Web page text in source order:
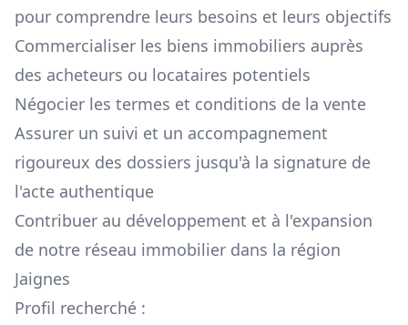
pour comprendre leurs besoins et leurs objectifs
Commercialiser les biens immobiliers auprès
des acheteurs ou locataires potentiels
Négocier les termes et conditions de la vente
Assurer un suivi et un accompagnement
rigoureux des dossiers jusqu'à la signature de
l'acte authentique
Contribuer au développement et à l'expansion
de notre réseau immobilier dans la région
Jaignes
Profil recherché :